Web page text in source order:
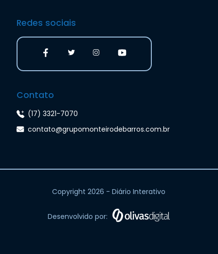
Redes sociais
Contato
(17) 3321-7070
contato@grupomonteirodebarros.com.br
Copyright 2026 - Diário Interativo
Desenvolvido por: